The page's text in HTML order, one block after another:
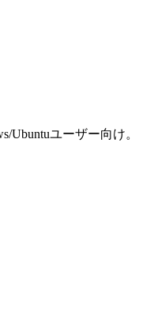
ユーザー向け。